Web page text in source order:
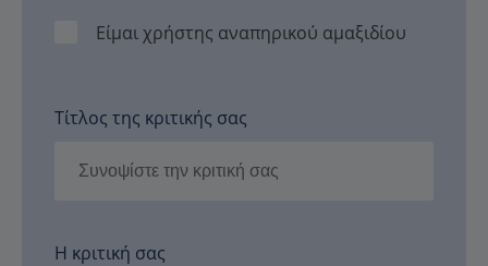
Είμαι χρήστης αναπηρικού αμαξιδίου
Τίτλος της κριτικής σας
Η κριτική σας